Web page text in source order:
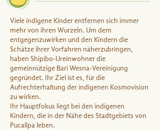
Viele indigene Kinder entfernen sich immer
mehr von ihren Wurzeln. Um dem
entgegenzuwirken und den Kindern die
Schätze ihrer Vorfahren näherzubringen,
haben Shipibo-Ureinwohner die
gemeinnützige Bari Wesna-Vereinigung
gegründet. Ihr Ziel ist es, für die
Aufrechterhaltung der indigenen Kosmovision
zu wirken.
Ihr Hauptfokus liegt bei den indigenen
Kindern, die in der Nähe des Stadtgebiets von
Pucallpa leben.